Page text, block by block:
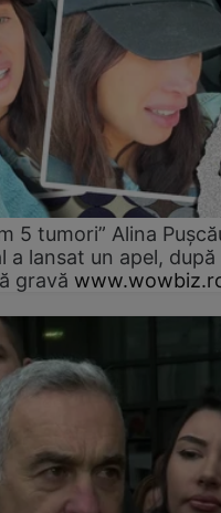
5 tumori” Alina
lansat un apel, după
gravă